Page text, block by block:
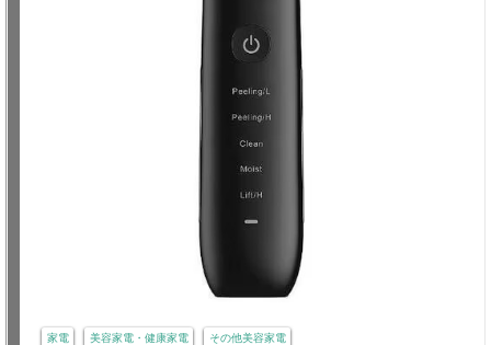
家電 美容家電・健康家電 その他美容家電